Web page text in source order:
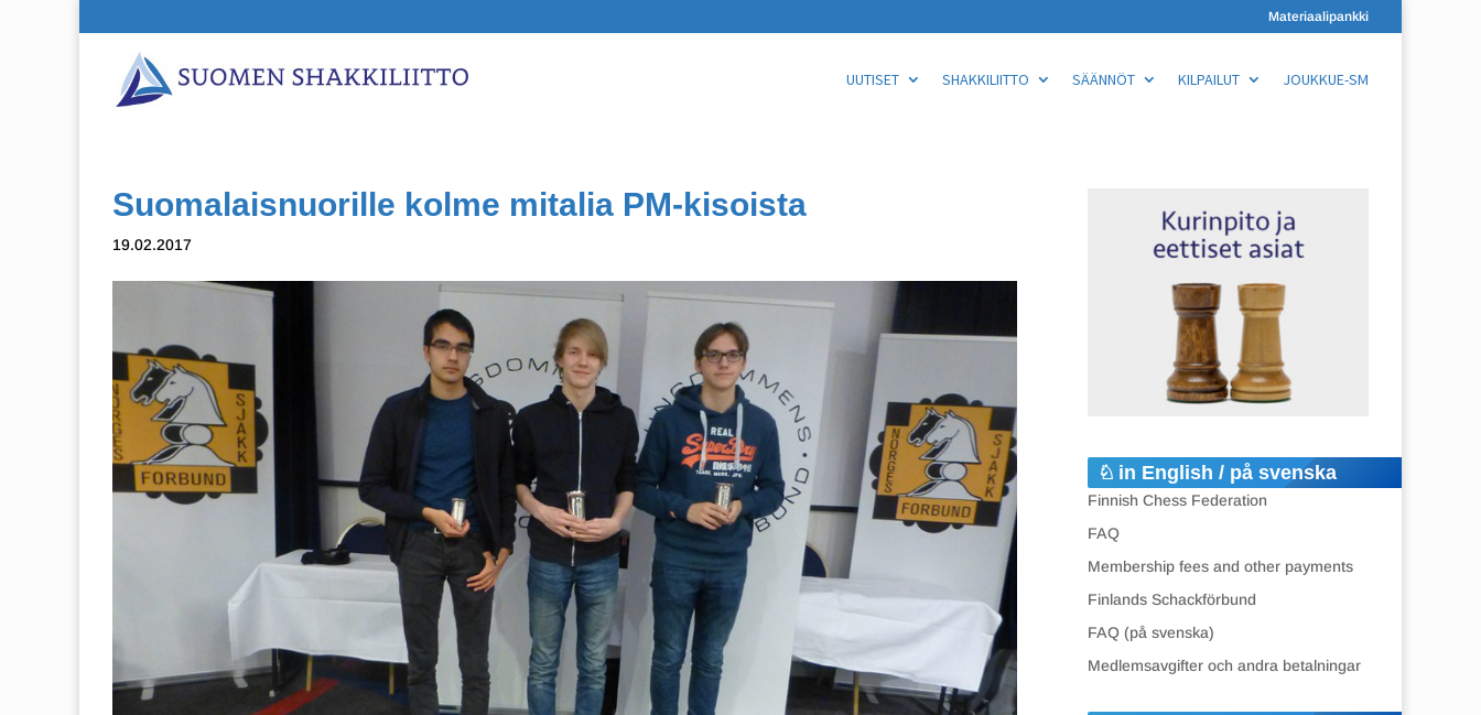
Materiaalipankki
UUTISET SHAKKILIITTO SÄÄNNÖT KILPAILUT JOUKKUE-SM
Suomalaisnuorille kolme mitalia PM-kisoista
19.02.2017
in English / på svenska
Finnish Chess Federation
FAQ
Membership fees and other payments
Finlands Schackförbund
FAQ (på svenska)
Medlemsavgifter och andra betalningar